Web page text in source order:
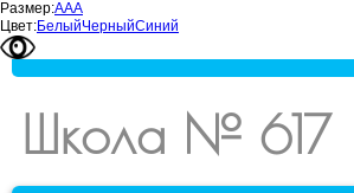
Размер:ААА
Цвет:БелыйЧерныйСиний
Школа № 617